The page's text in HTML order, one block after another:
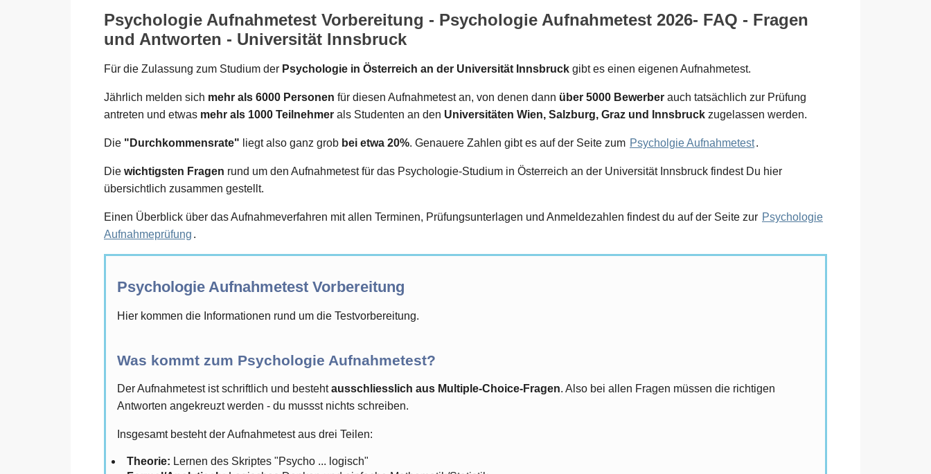
Psychologie Aufnahmetest Vorbereitung - Psychologie Aufnahmetest 2026- FAQ - Fragen
und Antworten - Universität Innsbruck
Für die Zulassung zum Studium der Psychologie in Österreich an der Universität Innsbruck gibt es einen eigenen Aufnahmetest.
Jährlich melden sich mehr als 6000 Personen für diesen Aufnahmetest an, von denen dann über 5000 Bewerber auch tatsächlich zur Prüfung
antreten und etwas mehr als 1000 Teilnehmer als Studenten an den Universitäten Wien, Salzburg, Graz und Innsbruck zugelassen werden.
Die "Durchkommensrate" liegt also ganz grob bei etwa 20%. Genauere Zahlen gibt es auf der Seite zum Psycholgie Aufnahmetest.
Die wichtigsten Fragen rund um den Aufnahmetest für das Psychologie-Studium in Österreich an der Universität Innsbruck findest Du hier
übersichtlich zusammen gestellt.
Einen Überblick über das Aufnahmeverfahren mit allen Terminen, Prüfungsunterlagen und Anmeldezahlen findest du auf der Seite zur Psychologie
Aufnahmeprüfung .
Psychologie Aufnahmetest Vorbereitung
Hier kommen die Informationen rund um die Testvorbereitung.
Was kommt zum Psychologie Aufnahmetest?
Der Aufnahmetest ist schriftlich und bestehtausschliesslich aus Multiple-Choice-Fragen. Also bei allen Fragen müssen die richtigen
Antworten angekreuzt werden - du mussst nichts schreiben.
Insgesamt besteht der Aufnahmetest aus drei Teilen:
Theorie: Lernen des Skriptes "Psycho ... logisch"